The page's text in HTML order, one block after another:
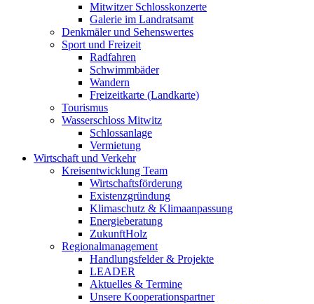
Mitwitzer Schlosskonzerte
Galerie im Landratsamt
Denkmäler und Sehenswertes
Sport und Freizeit
Radfahren
Schwimmbäder
Wandern
Freizeitkarte (Landkarte)
Tourismus
Wasserschloss Mitwitz
Schlossanlage
Vermietung
Wirtschaft und Verkehr
Kreisentwicklung Team
Wirtschaftsförderung
Existenzgründung
Klimaschutz & Klimaanpassung
Energieberatung
ZukunftHolz
Regionalmanagement
Handlungsfelder & Projekte
LEADER
Aktuelles & Termine
Unsere Kooperationspartner